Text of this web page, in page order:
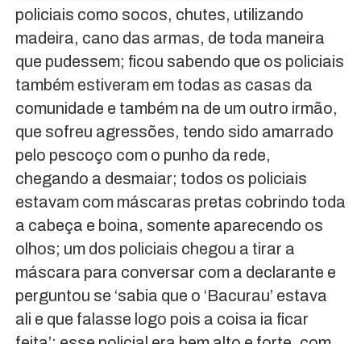
policiais como socos, chutes, utilizando
madeira, cano das armas, de toda maneira
que pudessem; ficou sabendo que os policiais
também estiveram em todas as casas da
comunidade e também na de um outro irmão,
que sofreu agressões, tendo sido amarrado
pelo pescoço com o punho da rede,
chegando a desmaiar; todos os policiais
estavam com máscaras pretas cobrindo toda
a cabeça e boina, somente aparecendo os
olhos; um dos policiais chegou a tirar a
máscara para conversar com a declarante e
perguntou se ‘sabia que o ‘Bacurau’ estava
ali e que falasse logo pois a coisa ia ficar